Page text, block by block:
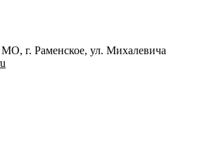
г. Раменское, ул. Михалевича